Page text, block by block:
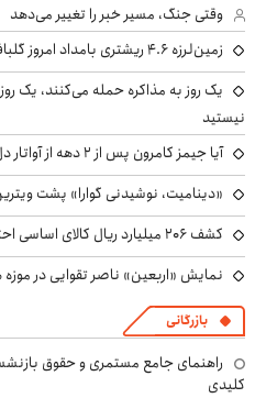
وقتی جنگ، مسیر خبر را تغییر می‌دهد
زمین‌لرزه ۴.۶ ریشتری بامداد امروز گلباف کرمان را لرزاند
یک روز به مذاکره حمله می‌کنند، یک
نیستید
آیا جیمز کامرون پس از ۲ دهه از آواتار دل می‌کند؟
«دینامیت، نوشیدنی گوارا» پشت
کشف ۲۰۶ میلیارد ریال کالای اساسی احتکارشده در اردبیل
نمایش «اربعین» ناصر تقوایی در
بازرگانی
راهنمای جامع مستمری و حقوق
کلیدی